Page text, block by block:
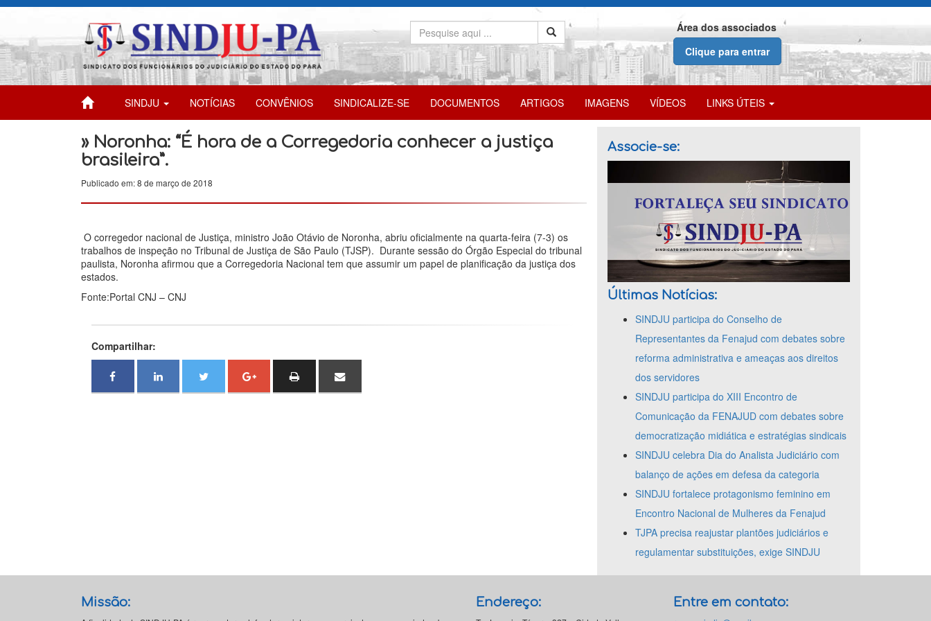
Área dos associados
Clique para entrar
SINDJU NOTÍCIAS CONVÊNIOS SINDICALIZE-SE DOCUMENTOS ARTIGOS IMAGENS VÍDEOS LINKS ÚTEIS
» Noronha: “É hora de a Corregedoria conhecer a justiça
brasileira”.
Publicado em: 8 de março de 2018
O corregedor nacional de Justiça, ministro João Otávio de Noronha, abriu oficialmente na quarta-feira (7-3) os
trabalhos de inspeção no Tribunal de Justiça de São Paulo (TJSP). Durante sessão do Órgão Especial do tribunal
paulista, Noronha afirmou que a Corregedoria Nacional tem que assumir um papel de planificação da justiça dos
estados.
Fonte:Portal CNJ – CNJ
Compartilhar:
Associe-se:
Últimas Notícias:
SINDJU participa do Conselho de
Representantes da Fenajud com debates sobre
reforma administrativa e ameaças aos direitos
dos servidores
SINDJU participa do XIII Encontro de
Comunicação da FENAJUD com debates sobre
democratização midiática e estratégias sindicais
SINDJU celebra Dia do Analista Judiciário com
balanço de ações em defesa da categoria
SINDJU fortalece protagonismo feminino em
Encontro Nacional de Mulheres da Fenajud
TJPA precisa reajustar plantões judiciários e
regulamentar substituições, exige SINDJU
Missão: Endereço: Entre em contato: